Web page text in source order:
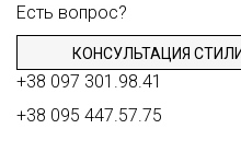
Штапель
Экокожа
Есть вопрос?
КОНСУЛЬТАЦИЯ
+38 097 301.98.41
+38 095 447.57.75